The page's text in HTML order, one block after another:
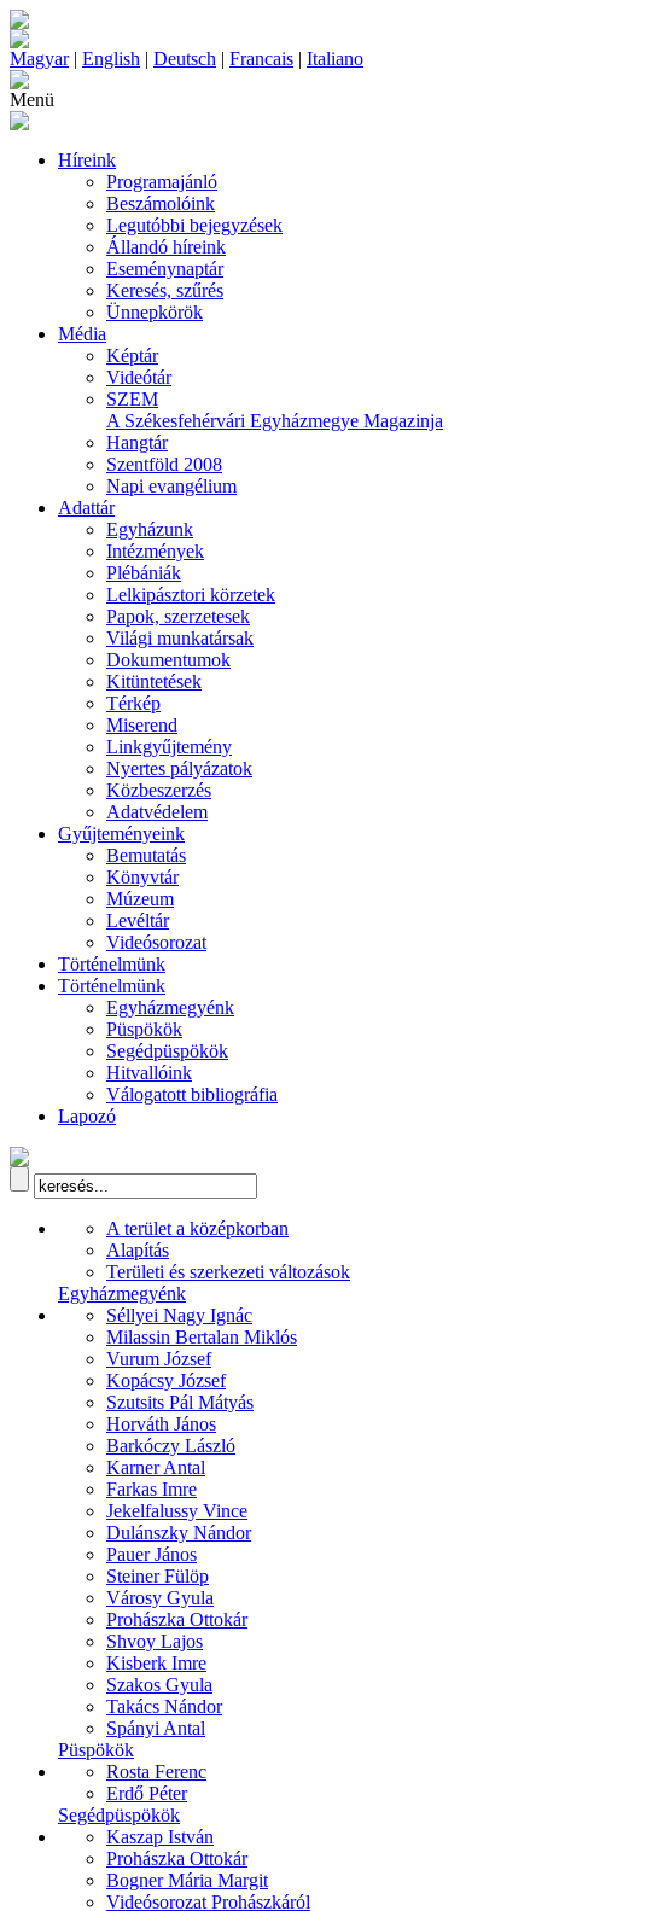
Magyar| English | Deutsch | Francais | Italiano
Menü
Híreink
Programajánló
Beszámolóink
Legutóbbi bejegyzések
Állandó híreink
Eseménynaptár
Keresés, szűrés
Ünnepkörök
Média
Képtár
Videótár
SZEM
A Székesfehérvári Egyházmegye Magazinja
Hangtár
Szentföld 2008
Napi evangélium
Adattár
Egyházunk
Intézmények
Plébániák
Lelkipásztori körzetek
Papok, szerzetesek
Világi munkatársak
Dokumentumok
Kitüntetések
Térkép
Miserend
Linkgyűjtemény
Nyertes pályázatok
Közbeszerzés
Adatvédelem
Gyűjteményeink
Bemutatás
Könyvtár
Múzeum
Levéltár
Videósorozat
Történelmünk
Történelmünk
Egyházmegyénk
Püspökök
Segédpüspökök
Hitvallóink
Válogatott bibliográfia
Lapozó
A terület a középkorban
Alapítás
Területi és szerkezeti változások
Egyházmegyénk
Séllyei Nagy Ignác
Milassin Bertalan Miklós
Vurum József
Kopácsy József
Szutsits Pál Mátyás
Horváth János
Barkóczy László
Karner Antal
Farkas Imre
Jekelfalussy Vince
Dulánszky Nándor
Pauer János
Steiner Fülöp
Városy Gyula
Prohászka Ottokár
Shvoy Lajos
Kisberk Imre
Szakos Gyula
Takács Nándor
Spányi Antal
Püspökök
Rosta Ferenc
Erdő Péter
Segédpüspökök
Kaszap István
Prohászka Ottokár
Bogner Mária Margit
Videósorozat Prohászkáról